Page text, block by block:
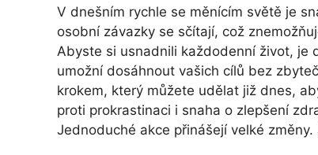
V dnešním rychle se měnícím světě je
osobní závazky se sčítají, což
Abyste si usnadnili každodenní život, je
umožní dosáhnout vašich cílů bez
krokem, který můžete udělat již dnes,
proti prokrastinaci i snaha o zlepšení
Jednoduché akce přinášejí velké změny.